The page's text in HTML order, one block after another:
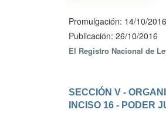
Promulgación: 14/10/2016
Publicación: 26/10/2016
El Registro Nacional de
SECCIÓN V -
INCISO 16 - PODER